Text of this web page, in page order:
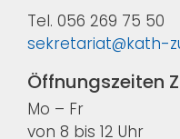
Tel. 056 269 75 50
sekretariat@kath-
Öffnungszeiten
Mo – Fr
von 8 bis 12 Uhr